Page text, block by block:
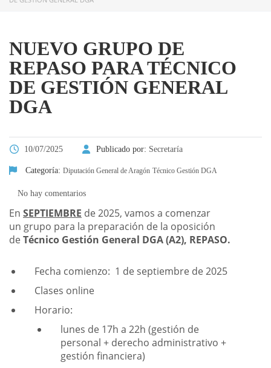
NUEVO GRUPO DE
REPASO PARA TÉCNICO
DE GESTIÓN GENERAL
DGA
10/07/2025 Publicado por: Secretaría
Categoría: Diputación General de Aragón Técnico Gestión DGA
No hay comentarios
En SEPTIEMBRE de 2025, vamos a comenzar
un grupo para la preparación de la oposición
deTécnico Gestión General DGA (A2), REPASO.
Fecha comienzo: 1 de septiembre de 2025
Clases online
Horario:
lunes de 17h a 22h (gestión de
personal +derecho administrativo +
gestión financiera)